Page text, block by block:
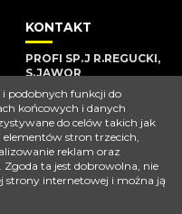
KONTAKT
PROFI SP.J R.REGUCKI,
S.JAWOR
Ul. Balicka 79a 30-149
Kraków
Tel 12 637 66 35
biuro@profikarcher.com.pl
podobnych funkcji do
końcowych i danych
do celów takich jak
stron trzecich,
reklam oraz
Zgoda ta jest dobrowolna, nie
strony internetowej i można ją